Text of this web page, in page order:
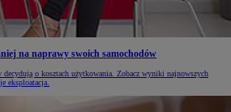
na naprawy swoich samochodów
decydują o kosztach użytkowania. Zobacz wyniki najnowszych
eksploatacja.